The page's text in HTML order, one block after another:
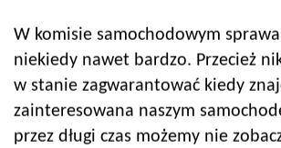
W komisie samochodowym sprawa
niekiedy nawet bardzo. Przecież
w stanie zagwarantować kiedy
zainteresowana naszym
przez długi czas możemy nie